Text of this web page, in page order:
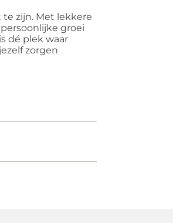
zijn. Met lekkere
groei
dé plek waar
zorgen